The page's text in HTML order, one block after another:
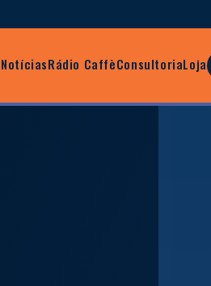
NotíciasRádio CaffèConsultoriaLoja